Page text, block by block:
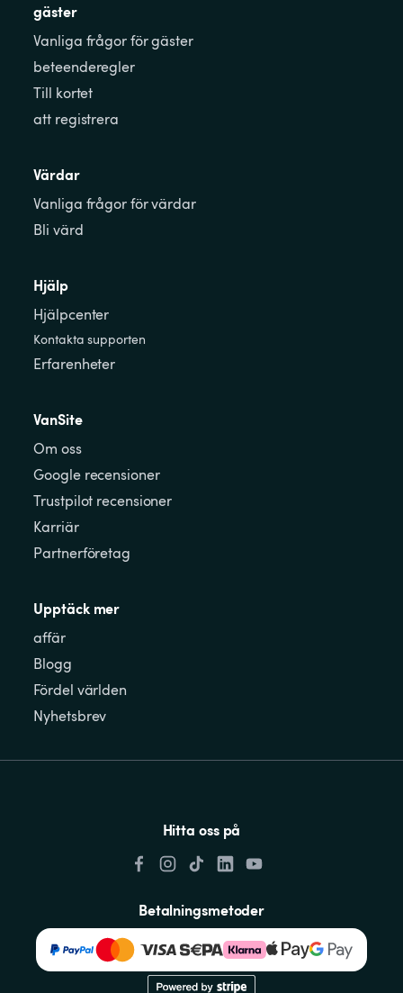
gäster
Vanliga frågor för gäster
beteenderegler
Till kortet
att registrera
Värdar
Vanliga frågor för värdar
Bli värd
Hjälp
Hjälpcenter
Kontakta supporten
Erfarenheter
VanSite
Om oss
Google recensioner
Trustpilot recensioner
Karriär
Partnerföretag
Upptäck mer
affär
Blogg
Fördel världen
Nyhetsbrev
Hitta oss på
Betalningsmetoder